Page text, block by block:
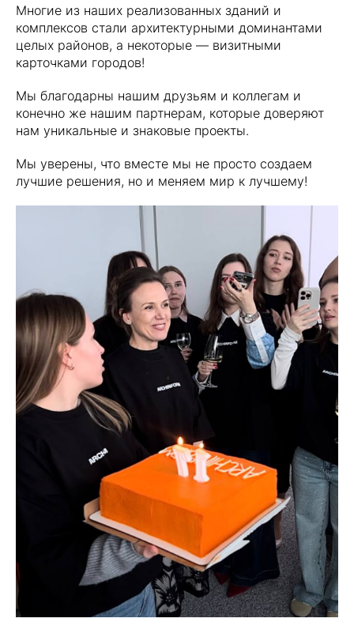
Многие из наших реализованных зданий и
комплексов стали архитектурными доминантами
целых районов, а некоторые — визитными
карточками городов!
Мы благодарны нашим друзьям и коллегам и
конечно же нашим партнерам, которые доверяют
нам уникальные и знаковые проекты.
Мы уверены, что вместе мы не просто создаем
лучшие решения, но и меняем мир к лучшему!